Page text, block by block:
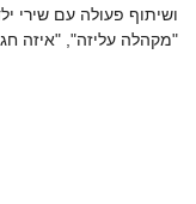
ושיתוף פעולה עם שירי
"מקהלה עליזה", "איזה